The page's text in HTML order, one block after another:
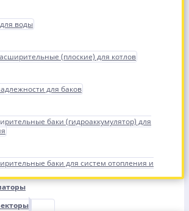
воды
(плоские) для котлов
для баков
баки (гидроаккумулятор) для
баки для систем отопления и